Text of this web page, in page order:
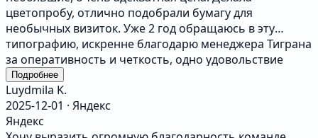
цветопробу, отлично подобрали бумагу для
необычных визиток. Уже 2 год обращаюсь в эту
типографию, искренне благодарю менеджера Тиграна
за оперативность и четкость, одно удовольствие
работать :)
Подробнее
Luydmila K.
2025-12-01 · Яндекс
Яндекс